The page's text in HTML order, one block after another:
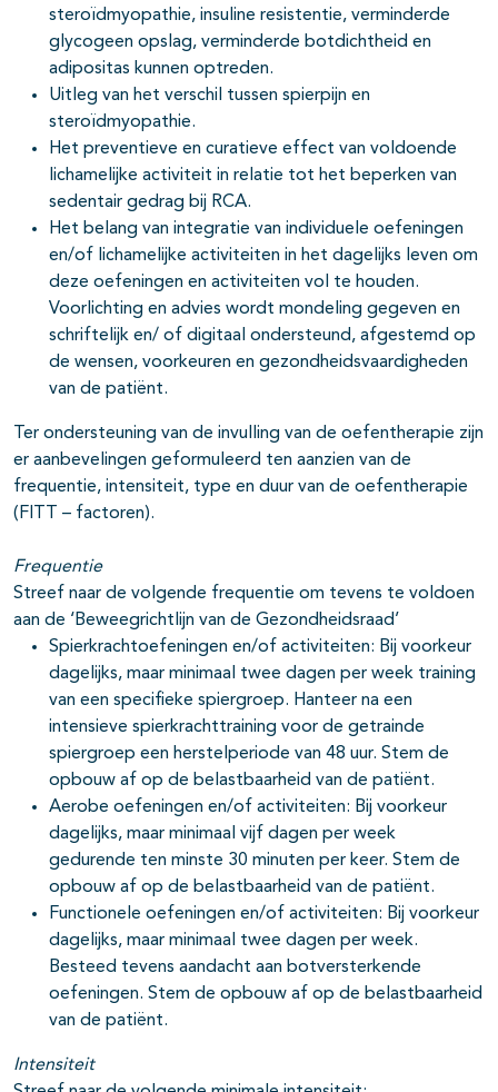
steroïdmyopathie, insuline resistentie, verminderde
glycogeen opslag, verminderde botdichtheid en
adipositas kunnen optreden.
Uitleg van het verschil tussen spierpijn en
steroïdmyopathie.
Het preventieve en curatieve effect van voldoende
lichamelijke activiteit in relatie tot het beperken van
sedentair gedrag bij RCA.
Het belang van integratie van individuele oefeningen
en/of lichamelijke activiteiten in het dagelijks leven om
deze oefeningen en activiteiten vol te houden.
Voorlichting en advies wordt mondeling gegeven en
schriftelijk en/ of digitaal ondersteund, afgestemd op
de wensen, voorkeuren en gezondheidsvaardigheden
van de patiënt.
Ter ondersteuning van de invulling van de oefentherapie zijn
er aanbevelingen geformuleerd ten aanzien van de
frequentie, intensiteit, type en duur van de oefentherapie
(FITT – factoren).
Frequentie
Streef naar de volgende frequentie om tevens te voldoen
aan de ‘Beweegrichtlijn van de Gezondheidsraad’
Spierkrachtoefeningen en/of activiteiten: Bij voorkeur
dagelijks, maar minimaal twee dagen per week training
van een specifieke spiergroep. Hanteer na een
intensieve spierkrachttraining voor de getrainde
spiergroep een herstelperiode van 48 uur. Stem de
opbouw af op de belastbaarheid van de patiënt.
Aerobe oefeningen en/of activiteiten: Bij voorkeur
dagelijks, maar minimaal vijf dagen per week
gedurende ten minste 30 minuten per keer. Stem de
opbouw af op de belastbaarheid van de patiënt.
Functionele oefeningen en/of activiteiten: Bij voorkeur
dagelijks, maar minimaal twee dagen per week.
Besteed tevens aandacht aan botversterkende
oefeningen. Stem de opbouw af op de belastbaarheid
van de patiënt.
Intensiteit